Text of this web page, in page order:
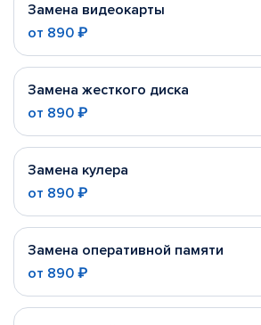
Замена видеокарты
от 890 ₽
Замена жесткого диска
от 890 ₽
Замена кулера
от 890 ₽
Замена оперативной памяти
от 890 ₽